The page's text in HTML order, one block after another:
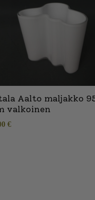
Aalto maljakko
valkoinen
€